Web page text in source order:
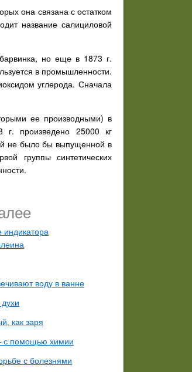
она связана с остатком
название салициловой
но еще в 1873 г.
в промышленности.
углерода. Сначала
ее производными) в
г. произведено 25000 кг
не было бы выпущенной в
группы синтетических
индикатора
воду в ванне
как заря
с помощью химии
с болезнями